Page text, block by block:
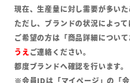
現在、生産量に対し需要が多い
ただし、ブランドの状況によっ
ご希望の方は「商品詳細につい
うえご連絡ください。
都度ブランドへ確認を行います。
※会員IDは「マイページ」の「会